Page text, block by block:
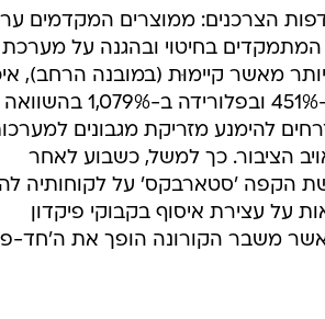
שיוועו ליצור בכל הנוגע
קצרי-טווח, כמו מסכות וכפפות,
'חד-פעמי' היה מושג נרדף
המבטא ניקיון ובריאות, והשימוש
הצרכנים: ממוצרים המקדמים